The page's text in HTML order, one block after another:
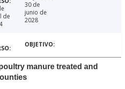
de
30 de
junio de
2028
manure treated and